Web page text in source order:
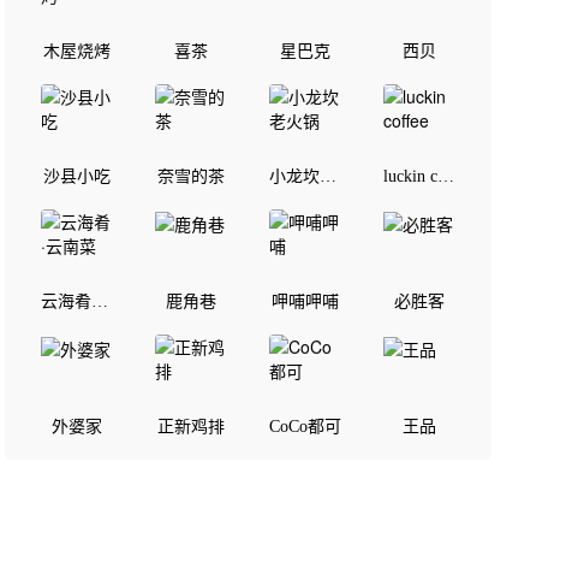
木屋烧烤 喜茶 星巴克 西贝
沙县小吃 奈雪的茶 小龙坎老火锅 luckin coffee
云海肴·云南菜 鹿角巷 呷哺呷哺 必胜客
外婆家 正新鸡排 CoCo都可 王品